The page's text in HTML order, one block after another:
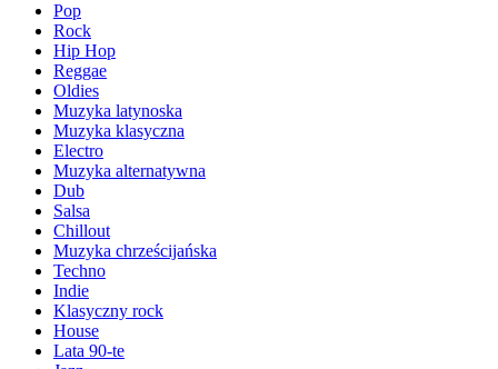
Pop
Rock
Hip Hop
Reggae
Oldies
Muzyka latynoska
Muzyka klasyczna
Electro
Muzyka alternatywna
Dub
Salsa
Chillout
Muzyka chrześcijańska
Techno
Indie
Klasyczny rock
House
Lata 90-te